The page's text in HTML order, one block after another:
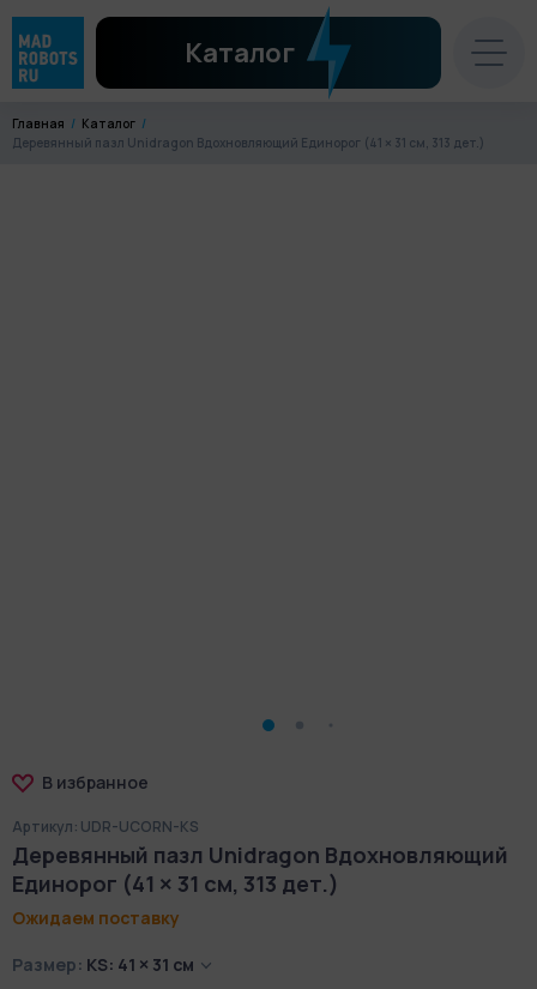
Каталог
Главная
Каталог
Деревянный пазл Unidragon Вдохновляющий Единорог (41 × 31 см, 313 дет.)
В избранное
Артикул: UDR-UCORN-KS
Деревянный пазл Unidragon Вдохновляющий
Единорог (41 × 31 см, 313 дет.)
Ожидаем поставку
Размер: KS: 41 × 31 см